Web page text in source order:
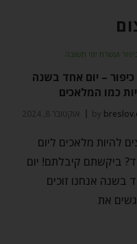
ועשרת ימי תשובה
כיפור – יום אחד בשנה
כמו המלאכים
by אוקטובר 8, 2024
להיות מלאכים ליום
ביקשתם קיבלתם! יום
בשנה אנחנו זוכים
את